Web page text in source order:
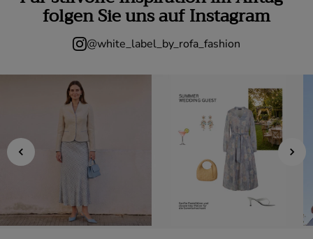
folgen Sie uns auf Instagram
@white_label_by_rofa_fashion